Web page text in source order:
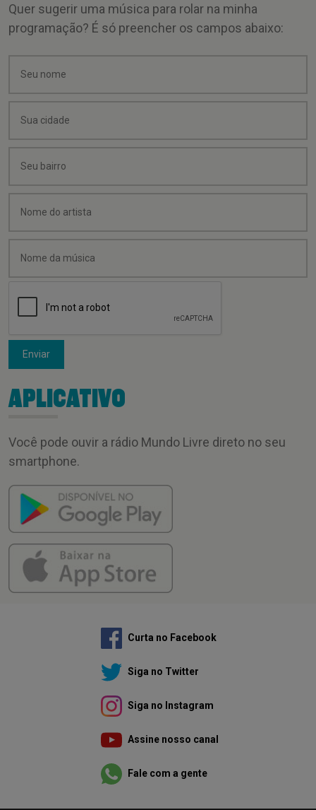
Quer sugerir uma música para rolar na minha
programação? É só preencher os campos abaixo:
Enviar
APLICATIVO
Você pode ouvir a rádio Mundo Livre direto no seu
smartphone.
Curta no Facebook
Siga no Twitter
Siga no Instagram
Assine nosso canal
Fale com a gente